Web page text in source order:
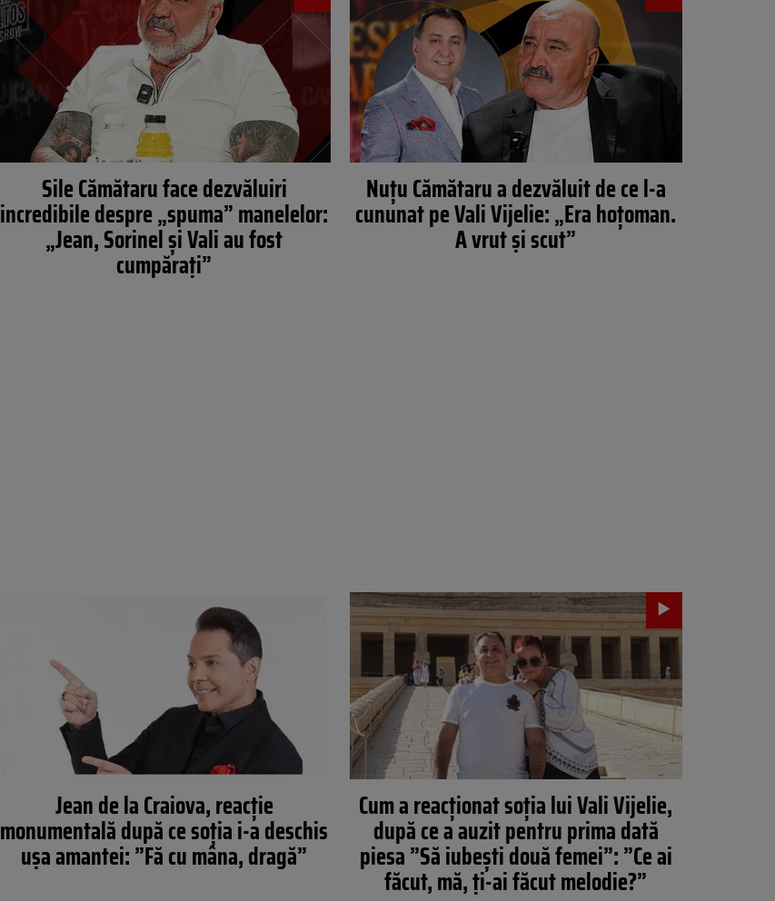
Sile Cămătaru face dezvăluiri
incredibile despre „spuma” manelelor:
„Jean, Sorinel și Vali au fost
cumpărați”
Nuțu Cămătaru a dezvăluit de ce l-a
cununat pe Vali Vijelie: „Era hoțoman.
A vrut și scut”
Jean de la Craiova, reacție
monumentală după ce soția i-a deschis
ușa amantei: ”Fă cu mâna, dragă”
Cum a reacționat soția lui Vali Vijelie,
după ce a auzit pentru prima dată
piesa ”Să iubești două femei”: ”Ce ai
făcut, mă, ți-ai făcut melodie?”